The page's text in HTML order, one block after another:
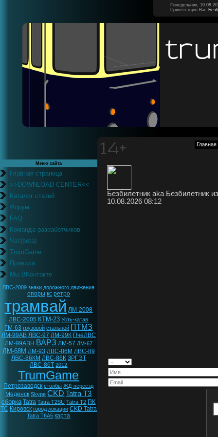
Понедельник,
Приветствую Вас
Главная
Меню сайта
Главная страница
>>DOWNLOAD CENTER<<
Каталог статей
Форум
FAQ
Команда разработчиков
Чат(beta)
TrumGame
Правила
Мы ВКонтакте
ЛВС-2009 знаки дорожного движения
опоры кс ретро
трамвай ЛМ-2008
ЛВС-2005 КТМ-23 Усть-катав
ГМ-63 грузовой стальной ПТМЗ
ЛМ-99АВ ЛВС-97 ЛМ-99К ПчеЛВС
ЛМ-99АВН ВАРЗ ЛМ-57 ЛМ-67
ЛМ-68М ЛМ-93 ЛВС-86М ЛВС-89
ЛВС-86КМ ЛВС-86К ЗРГЭТ
ЛВС-86Т 2012
TrumGame
Петрозаводск столбы ЖД-переезд
Меденск Skype CKD Tatra T3
сборка Tatra Tatra T2SU Tatra T2 ПК
ТС Кировск город локации CKD Tatra
Tatra T6A5 карта
Безбилетник aka Безбилетник
10.08.2026 08:12